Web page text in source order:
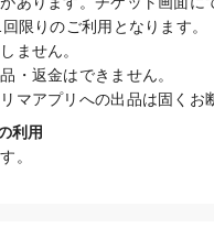
限りのご利用となります。
ません。
・返金はできません。
マアプリへの出品は固くお
利用
。